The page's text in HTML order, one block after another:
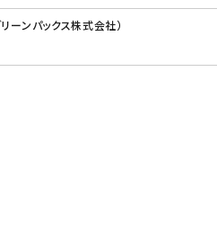
ーンパックス株式会社）